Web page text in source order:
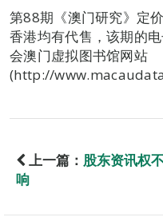
第88期《澳门研究》定
香港均有代售，该期的
会澳门虚拟图书馆网站
(http://
上一篇： 股东资讯权
响